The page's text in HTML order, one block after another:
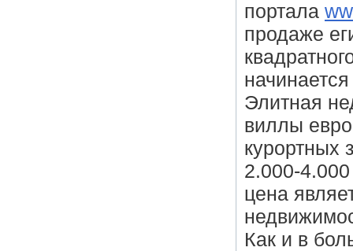
портала
продаже
Элитная
виллы
курортных
2.000-
цена
Как и в